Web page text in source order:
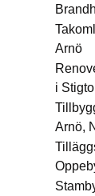
Arnö
i
Arnö,